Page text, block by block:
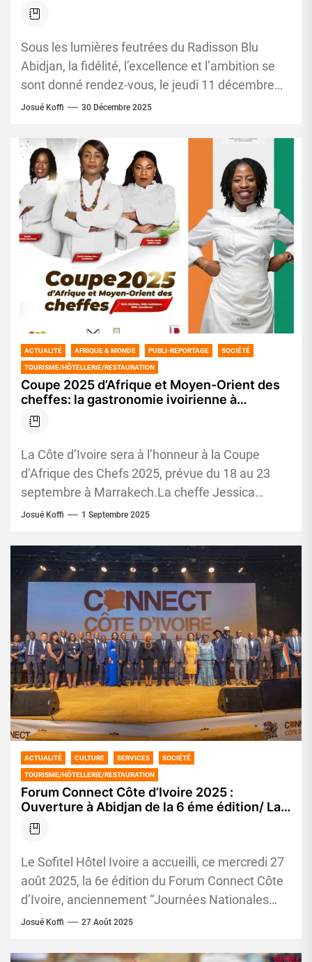
Sous les lumières feutrées du Radisson Blu
Abidjan, la fidélité, l’excellence et l’ambition se
sont donné rendez-vous, le jeudi 11 décembre
2025. En ouvrant la...
Josué Koffi 30 Décembre 2025
ACTUALITÉ AFRIQUE & MONDE PUBLI-REPORTAGE SOCIÉTÉ
TOURISME/HÔTELLERIE/RESTAURATION
Coupe 2025 d’Afrique et Moyen-Orient des
cheffes: la gastronomie ivoirienne à
l’honneur
La Côte d’Ivoire sera à l’honneur à la Coupe
d’Afrique des Chefs 2025, prévue du 18 au 23
septembre à Marrakech.La cheffe Jessica
Berment portera...
Josué Koffi 1 Septembre 2025
ACTUALITÉ CULTURE SERVICES SOCIÉTÉ
TOURISME/HÔTELLERIE/RESTAURATION
Forum Connect Côte d’Ivoire 2025 :
Ouverture à Abidjan de la 6 éme édition/ La
vitrine des terroirs au service du
développement
Le Sofitel Hôtel Ivoire a accueilli, ce mercredi 27
août 2025, la 6e édition du Forum Connect Côte
d’Ivoire, anciennement “Journées Nationales
des Chefs d’Entreprises”....
Josué Koffi 27 Août 2025